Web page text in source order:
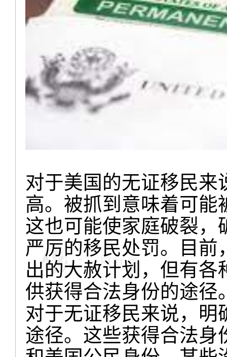
对于美国的无证移民
高。被抓到意味着可
这也可能使家庭破裂，
严厉的移民处罚。目
出的大赦计划，但有
供获得合法身份的途径
对于无证移民来说，
途径。这些获得合法身